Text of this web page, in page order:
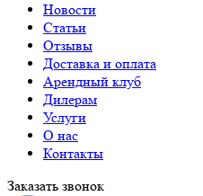
Новости
Статьи
Отзывы
Доставка и оплата
Арендный клуб
Дилерам
Услуги
О нас
Контакты
Заказать звонок